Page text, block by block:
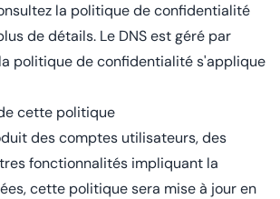
la politique de confidentialité
de détails. Le DNS est géré par
politique de confidentialités'applique
cette politique
des comptes utilisateurs, des
fonctionnalités impliquant la
cette politique sera mise à jour en